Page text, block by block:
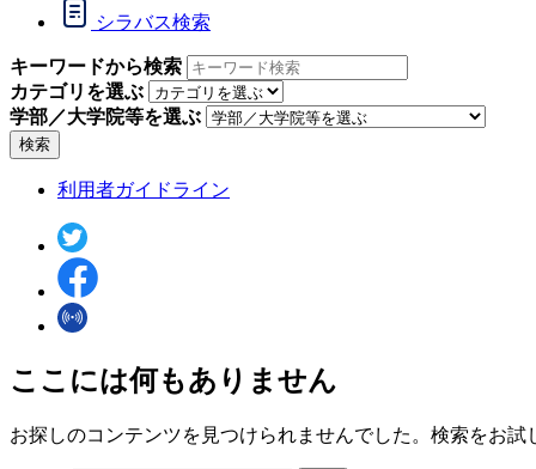
シラバス検索
キーワードから検索
カテゴリを選ぶ
学部／大学院等を選ぶ
検索
利用者ガイドライン
ここには何もありません
お探しのコンテンツを見つけられませんでした。検索をお試